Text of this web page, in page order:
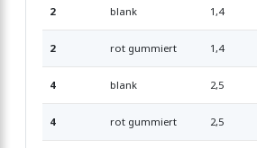
Sicherung
2 blank 1,4
2 rot gummiert 1,4
4 blank 2,5
4 rot gummiert 2,5